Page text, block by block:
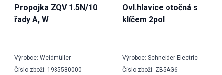
Propojka ZQV 1.5N/10
řady A, W
Výrobce: Weidmüller
Číslo zboží: 1985580000
Ovl.hlavice otočná s
klíčem 2pol
Výrobce: Schneider Electric
Číslo zboží: ZB5AG6